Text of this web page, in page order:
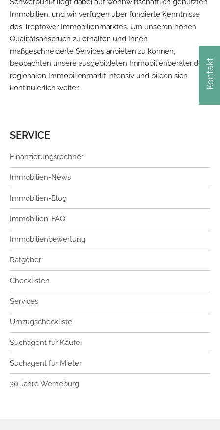
Kontakt
Schwerpunkt liegt dabei auf wohnwirtschaftlich genutzten
Immobilien, und wir verfügen über fundierte Kenntnisse
des Treptower Immobilienmarktes. Um unseren hohen
Qualitätsanspruch zu erhalten und Ihnen
maßgeschneiderte Services anbieten zu können,
beobachten unsere ausgebildeten Immobilienberater den
regionalen Immobilienmarkt intensiv und bilden sich
kontinuierlich weiter.
SERVICE
Finanzierungsrechner
Immobilien-News
Immobilien-Blog
Immobilien-FAQ
Immobilienbewertung
Ratgeber
Checklisten
Services
Umzugscheckliste
Suchagent für Käufer
Suchagent für Mieter
30 Jahre Werneburg